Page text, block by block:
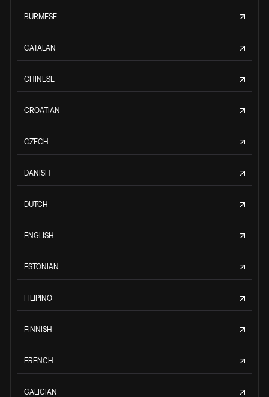
BURMESE
CATALAN
CHINESE
CROATIAN
CZECH
DANISH
DUTCH
ENGLISH
ESTONIAN
FILIPINO
FINNISH
FRENCH
GALICIAN